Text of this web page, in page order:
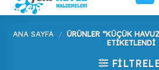
ANA SAYFA / ÜRÜNLER “KÜÇÜK
ETIKETLENDI